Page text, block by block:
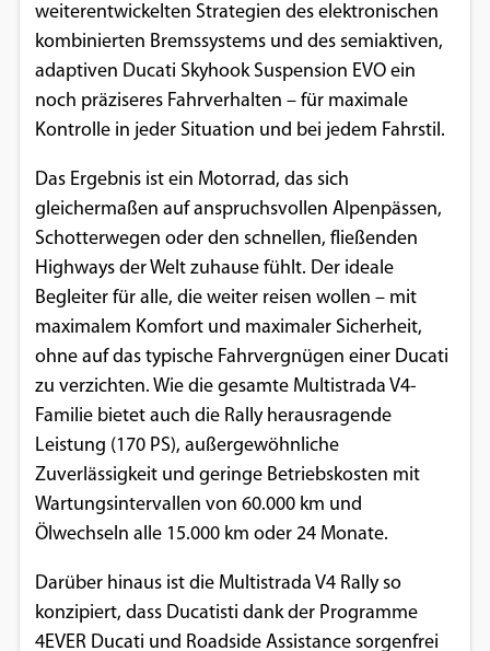
weiterentwickelten Strategien des elektronischen
kombinierten Bremssystems und des semiaktiven,
adaptiven Ducati Skyhook Suspension EVO ein
noch präziseres Fahrverhalten – für maximale
Kontrolle in jeder Situation und bei jedem Fahrstil.
Das Ergebnis ist ein Motorrad, das sich
gleichermaßen auf anspruchsvollen Alpenpässen,
Schotterwegen oder den schnellen, fließenden
Highways der Welt zuhause fühlt. Der ideale
Begleiter für alle, die weiter reisen wollen – mit
maximalem Komfort und maximaler Sicherheit,
ohne auf das typische Fahrvergnügen einer Ducati
zu verzichten. Wie die gesamte Multistrada V4-
Familie bietet auch die Rally herausragende
Leistung (170 PS), außergewöhnliche
Zuverlässigkeit und geringe Betriebskosten mit
Wartungsintervallen von 60.000 km und
Ölwechseln alle 15.000 km oder 24 Monate.
Darüber hinaus ist die Multistrada V4 Rally so
konzipiert, dass Ducatisti dank der Programme
4EVER Ducati und Roadside Assistance sorgenfrei